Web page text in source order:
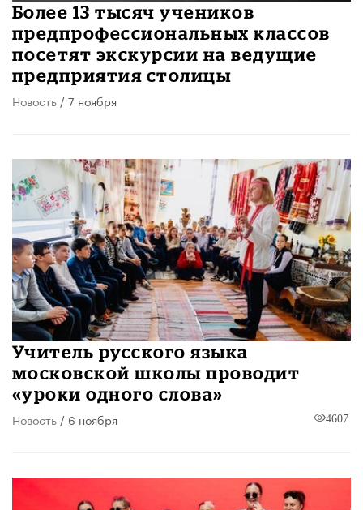
Более 13 тысяч учеников
предпрофессиональных классов
посетят экскурсии на ведущие
предприятия столицы
Новость / 7 ноября
Учитель русского языка
московской школы проводит
«уроки одного слова»
Новость / 6 ноября 4607